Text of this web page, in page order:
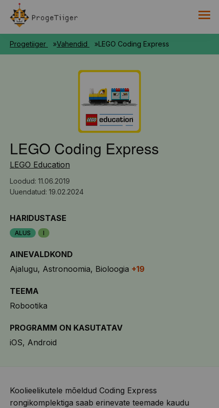
RAAMAT
Progetiiger Vahendid LEGO Coding Express
LEGO Coding Express
LEGO Education
Loodud: 11.06.2019
Uuendatud: 19.02.2024
HARIDUSTASE
ALUS I
AINEVALDKOND
Ajalugu Astronoomia Bioloogia +19
TEEMA
Robootika
PROGRAMM ON KASUTATAV
iOS Android
Koolieelikutele mõeldud Coding Express
rongikomplektiga saab erinevate teemade kaudu